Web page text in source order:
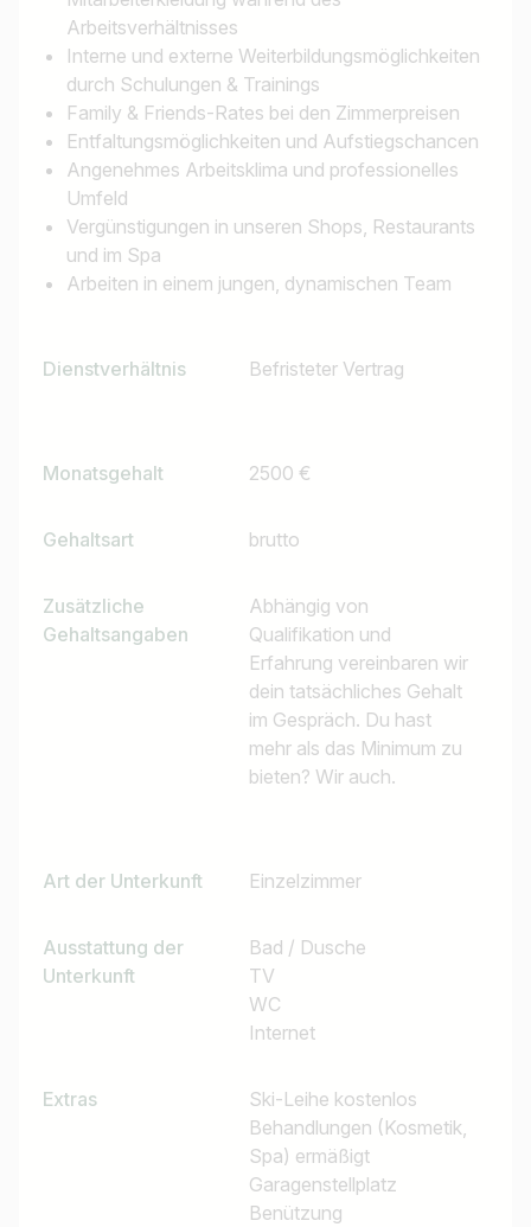
Arbeitsverhältnisses
Interne und externe Weiterbildungsmöglichkeiten
durch Schulungen & Trainings
Family & Friends-Rates bei den Zimmerpreisen
Entfaltungsmöglichkeiten und Aufstiegschancen
Angenehmes Arbeitsklima und professionelles
Umfeld
Vergünstigungen in unseren Shops, Restaurants
und im Spa
Arbeiten in einem jungen, dynamischen Team
Dienstverhältnis Befristeter Vertrag
Monatsgehalt 2500 €
Gehaltsart brutto
Zusätzliche
Gehaltsangaben
Abhängig von
Qualifikation und
Erfahrung vereinbaren wir
dein tatsächliches Gehalt
im Gespräch. Du hast
mehr als das Minimum zu
bieten? Wir auch.
Art der Unterkunft Einzelzimmer
Ausstattung der
Unterkunft
Bad / Dusche
TV
WC
Internet
Extras
Ski-Leihe kostenlos
Behandlungen (Kosmetik,
Spa) ermäßigt
Garagenstellplatz
Benützung